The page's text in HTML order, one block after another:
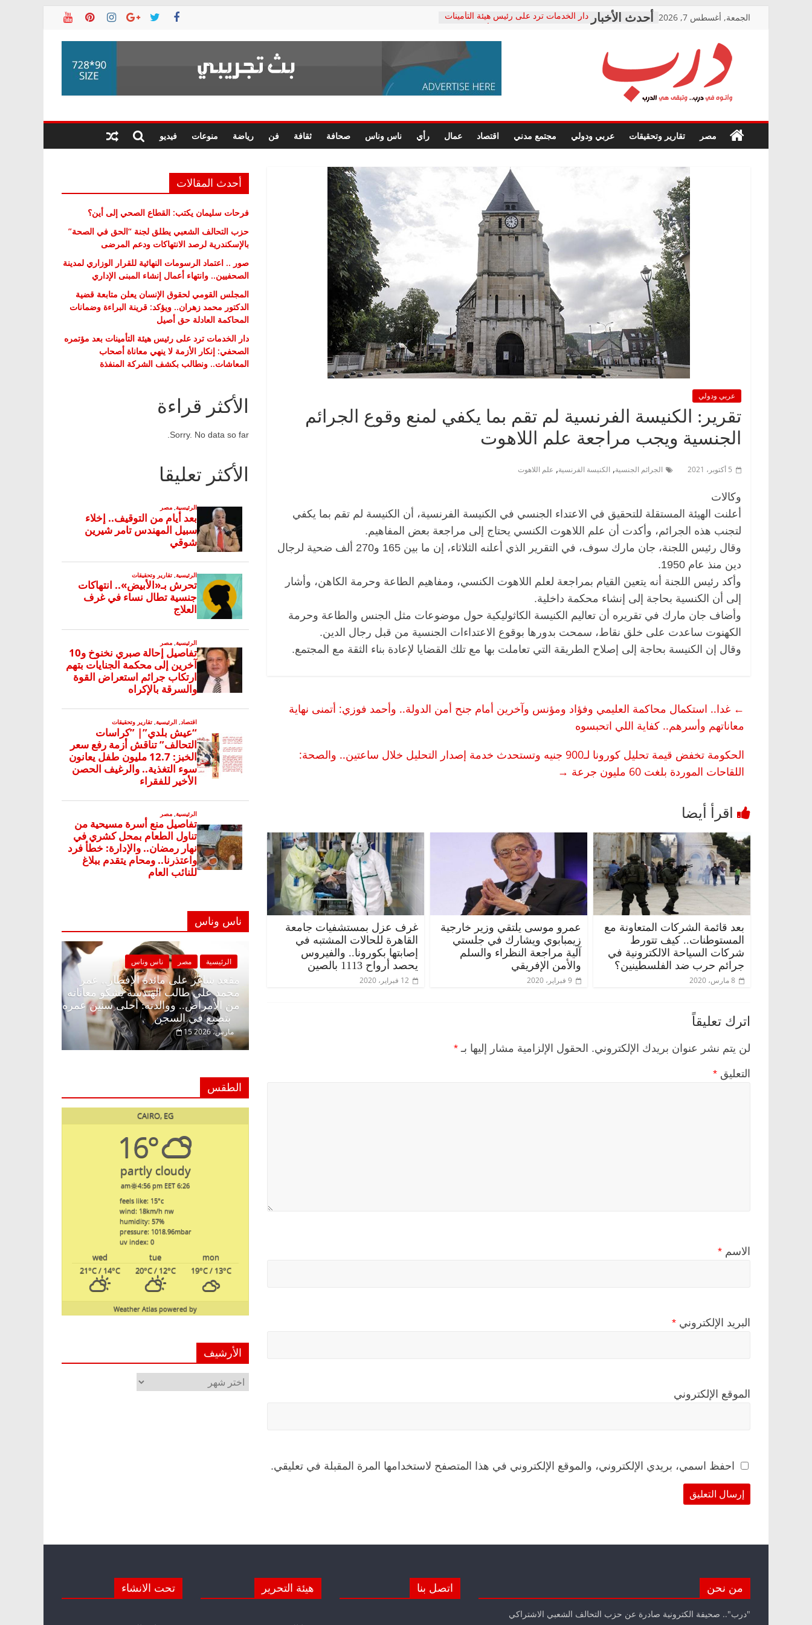
الجمعة, أغسطس 7, 2026
دار الخدمات ترد على رئيس هيئة التأمينات
معاناة أصحاب المعاشات.. ونطالب بكشف
فرحات سليمان يكتب: القطاع الصحي إلى
حزب التحالف الشعبي يطلق لجنة “الحق
صور .. اعتماد الرسومات النهائية للقرار
الوزاري لمدينة الصحفيين.. وانتهاء أعمال
إنشاء المبنى الإداري
متابعة قضية الدكتور محمد زهران.. ويؤكد:
قرينة البراءة وضمانات المحاكمة العادلة
درب
في
درب..
مصر تقارير وتحقيقات عربي ودولي مجتمع مدني اقتصاد عمال رأي ناس وناس صحافة ثقافة فن رياضة منوعات فيديو
عربي ودولي
تقرير: الكنيسة الفرنسية لم تقم بما يكفي لمنع وقوع الجرائم
الجنسية ويجب مراجعة علم اللاهوت
5 أكتوبر، 2021 الجرائم الجنسية, الكنيسة الفرنسية, علم اللاهوت
وكالات
أعلنت الهيئة المستقلة للتحقيق في الاعتداء الجنسي في الكنيسة الفرنسية، أن الكنيسة لم تقم بما يكفي
لتجنب هذه الجرائم، وأكدت أن علم اللاهوت الكنسي يحتاج إلى مراجعة بعض المفاهيم.
وقال رئيس اللجنة، جان مارك سوف، في التقرير الذي أعلنه الثلاثاء، إن ما بين 165 و270 ألف ضحية لرجال
دين منذ عام 1950.
وأكد رئيس اللجنة أنه يتعين القيام بمراجعة لعلم اللاهوت الكنسي، ومفاهيم الطاعة وحرمة الكاهن، وأشار
إلى أن الكنسية بحاجة إلى إنشاء محكمة داخلية.
وأضاف جان مارك في تقريره أن تعاليم الكنيسة الكاثوليكية حول موضوعات مثل الجنس والطاعة وحرمة
الكهنوت ساعدت على خلق نقاط، سمحت بدورها بوقوع الاعتداءات الجنسية من قبل رجال الدين.
وقال إن الكنيسة بحاجة إلى إصلاح الطريقة التي تعاملت بها مع تلك القضايا لإعادة بناء الثقة مع المجتمع.
← غدا.. استكمال محاكمة العليمي وفؤاد ومؤنس وآخرين أمام جنح أمن الدولة.. وأحمد فوزي: أتمنى نهاية
معاناتهم وأسرهم.. كفاية اللي اتحبسوه
الحكومة تخفض قيمة تحليل كورونا لـ900 جنيه وتستحدث خدمة إصدار التحليل خلال ساعتين.. والصحة:
اللقاحات الموردة بلغت 60 مليون جرعة
→
بعد قائمة الشركات المتعاونة مع
المستوطنات.. كيف تتورط
شركات السياحة الالكترونية في
جرائم حرب ضد الفلسطينين؟
8 مارس، 2020
عمرو موسى يلتقي وزير خارجية
زيمبابوي ويشارك في جلستي
آلية مراجعة النظراء والسلم
والأمن الإفريقي
9 فبراير، 2020
غرف عزل بمستشفيات جامعة
القاهرة للحالات المشتبه في
إصابتها بكورونا.. والفيروس
يحصد أرواح 1113 بالصين
12 فبراير، 2020
اترك تعليقاً
لن يتم نشر عنوان بريدك الإلكتروني. الحقول الإلزامية مشار إليها بـ *
التعليق *
الاسم *
البريد الإلكتروني *
الموقع الإلكتروني
احفظ اسمي، بريدي الإلكتروني، والموقع الإلكتروني في هذا المتصفح لاستخدامها المرة المقبلة في تعليقي.
أحدث المقالات
فرحات سليمان يكتب: القطاع الصحي إلى أين؟
حزب التحالف الشعبي يطلق لجنة “الحق في الصحة”
بالإسكندرية لرصد الانتهاكات ودعم المرضى
صور .. اعتماد الرسومات النهائية للقرار الوزاري لمدينة
الصحفيين.. وانتهاء أعمال إنشاء المبنى الإداري
المجلس القومي لحقوق الإنسان يعلن متابعة قضية
الدكتور محمد زهران.. ويؤكد: قرينة البراءة وضمانات
المحاكمة العادلة حق أصيل
دار الخدمات ترد على رئيس هيئة التأمينات بعد مؤتمره
الصحفي: إنكار الأزمة لا ينهي معاناة أصحاب
المعاشات.. ونطالب بكشف الشركة المنفذة
الأكثر قراءة
Sorry. No data so far.
الأكثر تعليقا
ناس وناس
الرئيسية ناس وناس
مقعد شاغر على مائدة الإفطار..
محمد علي طالب الهندسة يشكو
من الأمراض.. ووالدته: أحلى
بتضيع في السجن
15 مارس، 2026
الرئيسية ناس وناس
مقعد شاغر على الإفطار وبلكونة بلا زينة
رمضان.. د. عبدالخالق فاروق خبير
اقتصادي في انتظار حلم الحرية ولمة
الرئيسية مصر ناس وناس
مقعد شاغر على مائدة الإفطار.. يحيى
الرئيسية ناس وناس
للحرية (بروفايل)
الطقس
CAIRO, EG
16°
partly cloudy
6:26 am
4:56 pm EET
feels like: 15°c
wind: 18km/h nw
humidity: 57%
pressure: 1018.96mbar
uv index: 0
mon
tue
wed
19°C/ 13°C
20°C/ 12°C
21°C/ 14°C
powered by
Weather Atlas
الأرشيف
الأرشيف
من نحن
"درب".. صحيفة الكترونية صادرة عن حزب التحالف الشعبي الاشتراكي
اتصل بنا هيئة التحرير تحت الانشاء